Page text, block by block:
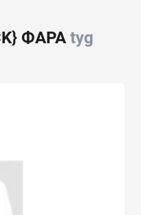
ФАРА tyg